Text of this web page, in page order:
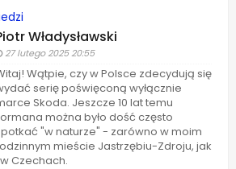
Władysławski
27 lutego 2025 20:55
Wątpie, czy w Polsce zdecydują się
serię poświęconą wyłącznie
Skoda. Jeszcze 10 lat temu
można było dość często
"w naturze" - zarówno w moim
mieście Jastrzębiu-Zdroju, jak
Czechach.